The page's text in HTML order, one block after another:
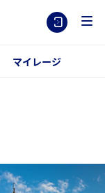
マイレージ